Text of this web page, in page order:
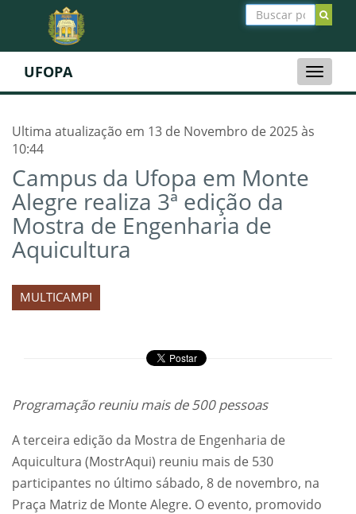
Toggle
UFOPA
Ultima atualização em 13 de Novembro de 2025 às
10:44
Campus da Ufopa em Monte
Alegre realiza 3ª edição da
Mostra de Engenharia de
Aquicultura
MULTICAMPI
Programação reuniu mais de 500 pessoas
A terceira edição da Mostra de Engenharia de
Aquicultura (MostrAqui) reuniu mais de 530
participantes no último sábado, 8 de novembro, na
Praça Matriz de Monte Alegre. O evento, promovido